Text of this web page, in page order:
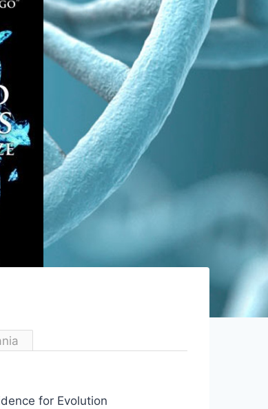
for Evolution